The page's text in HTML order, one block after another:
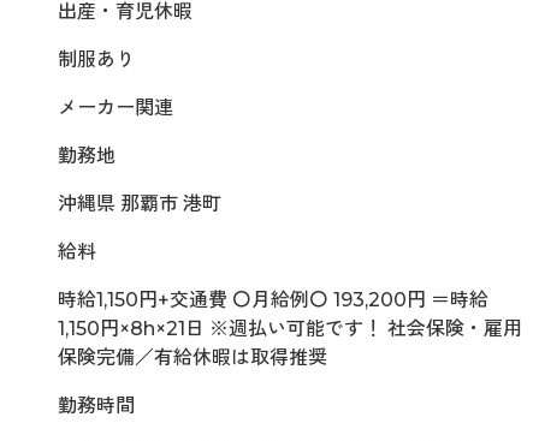
出産・育児休暇
制服あり
メーカー関連
勤務地
沖縄県 那覇市 港町
給料
時給1,150円+交通費 〇月給例〇 193,200円 ＝時給
1,150円×8h×21日 ※週払い可能です！ 社会保険・雇用
保険完備／有給休暇は取得推奨
勤務時間